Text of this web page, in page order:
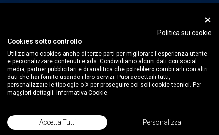
Politica sui cookie
Cookies sotto controllo
Utilizziamo cookies anche di terze parti per migliorare l'esperienza utente
e personalizzare contenuti e ads. Condividiamo alcuni dati con social
media, partner pubblicitari e di analitica che potrebbero combinarli con altri
dati che hai fornito usando i loro servizi. Puoi accettarli tutti,
personalizzare le tipologie o X per proseguire coi soli cookie tecnici. Per
maggiori dettagli: Informativa Cookie.
Accetta Tutti Personalizza